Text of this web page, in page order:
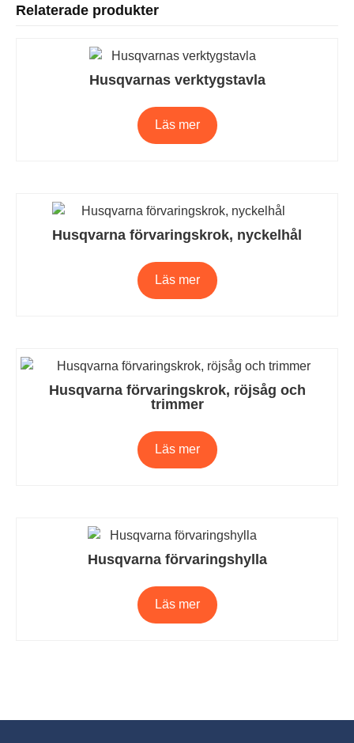
Relaterade produkter
Husqvarnas verktygstavla
Läs mer
Husqvarna förvaringskrok, nyckelhål
Läs mer
Husqvarna förvaringskrok, röjsåg och
trimmer
Läs mer
Husqvarna förvaringshylla
Läs mer